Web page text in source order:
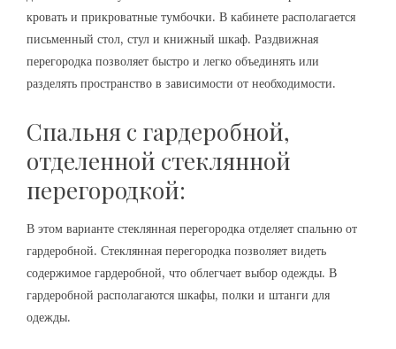
кровать и прикроватные тумбочки. В кабинете располагается
письменный стол, стул и книжный шкаф. Раздвижная
перегородка позволяет быстро и легко объединять или
разделять пространство в зависимости от необходимости.
Спальня с гардеробной,
отделенной стеклянной
перегородкой:
В этом варианте стеклянная перегородка отделяет спальню от
гардеробной. Стеклянная перегородка позволяет видеть
содержимое гардеробной, что облегчает выбор одежды. В
гардеробной располагаются шкафы, полки и штанги для
одежды.